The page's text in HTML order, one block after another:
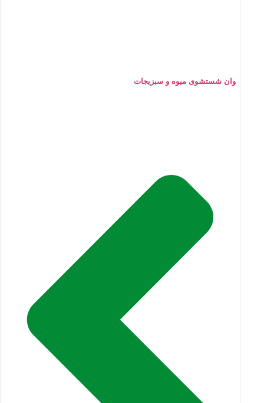
وان شستشوی میوه و سبزیجات